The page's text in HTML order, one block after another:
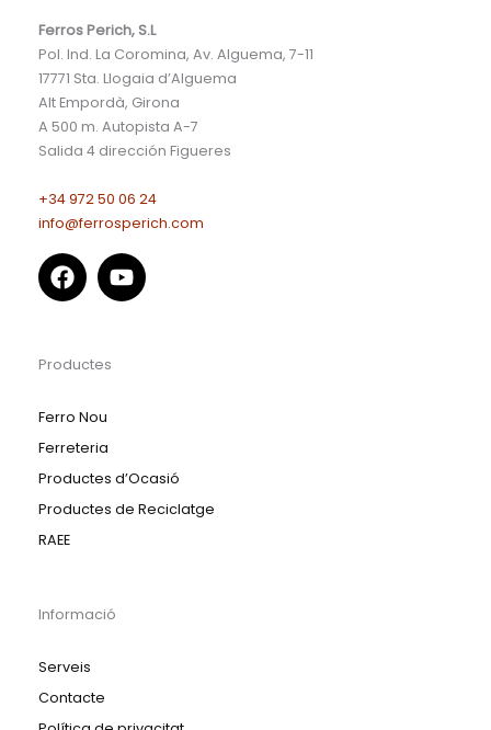
Ferros Perich, S.L
Pol. Ind. La Coromina, Av. Alguema, 7-11
17771 Sta. Llogaia d’Alguema
Alt Empordà, Girona
A 500 m. Autopista A-7
Salida 4 dirección Figueres
+34 972 50 06 24
info@ferrosperich.com
Productes
Ferro Nou
Ferreteria
Productes d’Ocasió
Productes de Reciclatge
RAEE
Informació
Serveis
Contacte